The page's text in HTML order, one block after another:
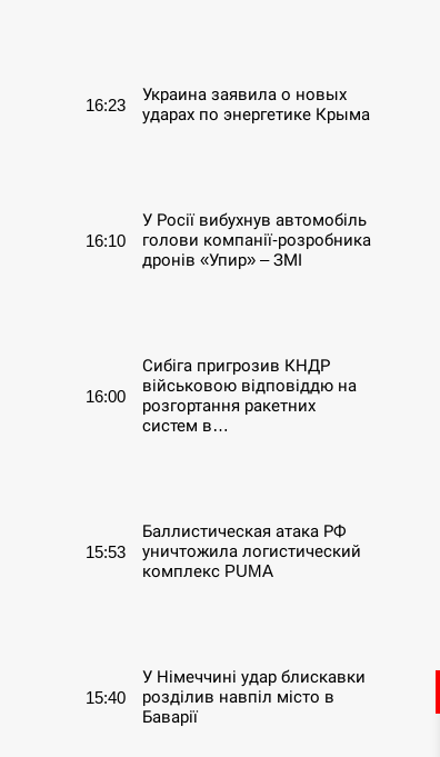
16:23
Украина заявила о новых
ударах по энергетике Крыма
16:10
У Росії вибухнув автомобіль
голови компанії-розробника
дронів «Упир» – ЗМІ
16:00
Сибіга пригрозив КНДР
військовою відповіддю на
розгортання ракетних
систем в…
15:53
Баллистическая атака РФ
уничтожила логистический
комплекс PUMA
15:40
У Німеччині удар блискавки
розділив навпіл місто в
Баварії